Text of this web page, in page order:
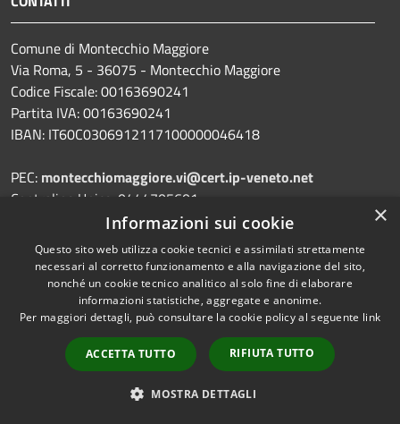
Comune di Montecchio Maggiore
Via Roma, 5 - 36075 - Montecchio Maggiore
Codice Fiscale: 00163690241
Partita IVA: 00163690241
IBAN: IT60C0306912117100000046418
PEC: montecchiomaggiore.vi@cert.ip-veneto.net
Centralino Unico: 0444705601
Prenotazione appuntamento
Segnalazione disservizio
Leggi le FAQ
Richiesta assistenza
×
Informazioni sui cookie
Questo sito web utilizza cookie tecnici e assimilati strettamente
necessari al corretto funzionamento e alla navigazione del sito,
nonché un cookie tecnico analitico al solo fine di elaborare
informazioni statistiche, aggregate e anonime.
Per maggiori dettagli, può consultare la cookie policy al seguente link
ACCETTA TUTTO RIFIUTA TUTTO
MOSTRA DETTAGLI